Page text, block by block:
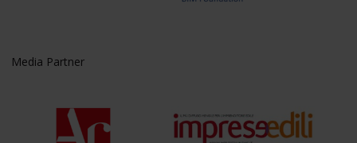
Media Partner